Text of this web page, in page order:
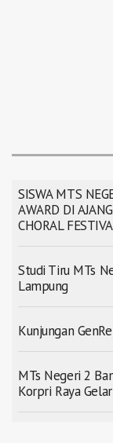
SISWA MTS
AWARD DI
CHORAL
Studi Tiru MTs
Lampung
Kunjungan
MTs Negeri 2
Korpri Raya